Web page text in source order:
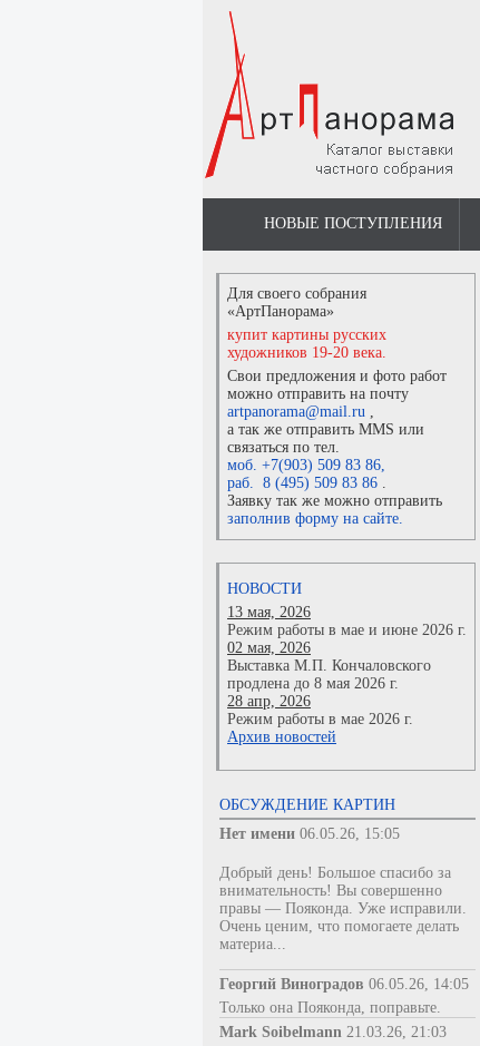
НОВЫЕ ПОСТУПЛЕНИЯ
Для своего собрания
«АртПанорама»
купит картины русских
художников 19-20 века.
Свои предложения и фото работ
можно отправить на почту
artpanorama@mail.ru ,
а так же отправить MMS или
связаться по тел.
моб. +7(903) 509 83 86,
раб. 8 (495) 509 83 86 .
Заявку так же можно отправить
заполнив форму на сайте.
НОВОСТИ
13 мая, 2026
Режим работы в мае и июне 2026 г.
02 мая, 2026
Выставка М.П. Кончаловского
продлена до 8 мая 2026 г.
28 апр, 2026
Режим работы в мае 2026 г.
Архив новостей
ОБСУЖДЕНИЕ КАРТИН
Нет имени 06.05.26, 15:05
Добрый день! Большое спасибо за
внимательность! Вы совершенно
правы — Пояконда. Уже исправили.
Очень ценим, что помогаете делать
материа...
Георгий Виноградов 06.05.26, 14:05
Только она Пояконда, поправьте.
Mark Soibelmann 21.03.26, 21:03